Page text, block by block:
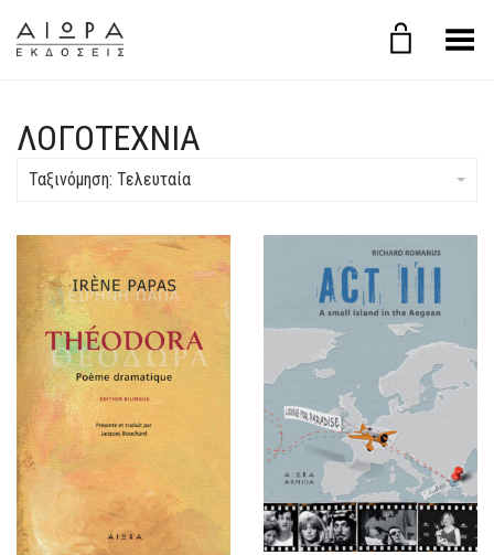
Εναλλαγή μενού
ΛΟΓΟΤΕΧΝΙΑ
Ταξινόμηση: Τελευταία